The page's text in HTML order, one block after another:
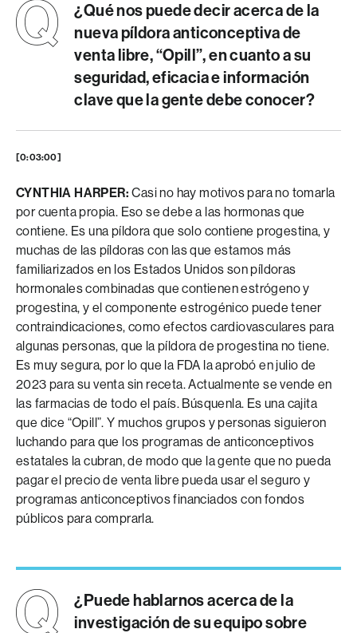
¿Qué nos puede decir acerca de la
nueva píldora anticonceptiva de
venta libre, “Opill”, en cuanto a su
seguridad, eficacia e información
clave que la gente debe conocer?
[0:03:00]
CYNTHIA HARPER:Casi no hay motivos para no tomarla
por cuenta propia. Eso se debe a las hormonas que
contiene. Es una píldora que solo contiene progestina, y
muchas de las píldoras con las que estamos más
familiarizados en los Estados Unidos son píldoras
hormonales combinadas que contienen estrógeno y
progestina, y el componente estrogénico puede tener
contraindicaciones, como efectos cardiovasculares para
algunas personas, que la píldora de progestina no tiene.
Es muy segura, por lo que la FDA la aprobó en julio de
2023 para su venta sin receta. Actualmente se vende en
las farmacias de todo el país. Búsquenla. Es una cajita
que dice “Opill”. Y muchos grupos y personas siguieron
luchando para que los programas de anticonceptivos
estatales la cubran, de modo que la gente que no pueda
pagar el precio de venta libre pueda usar el seguro y
programas anticonceptivos financiados con fondos
públicos para comprarla.
¿Puede hablarnos acerca de la
investigación de su equipo sobre